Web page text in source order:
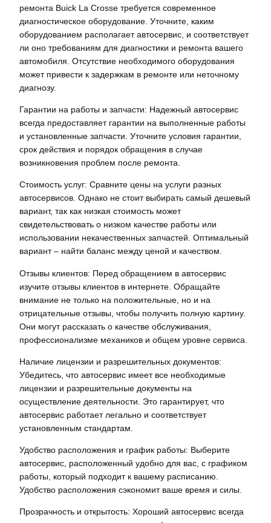
ремонта Buick La Crosse требуется современное
диагностическое оборудование. Уточните, каким
оборудованием располагает автосервис, и соответствует
ли оно требованиям для диагностики и ремонта вашего
автомобиля. Отсутствие необходимого оборудования
может привести к задержкам в ремонте или неточному
диагнозу.
Гарантии на работы и запчасти: Надежный автосервис
всегда предоставляет гарантии на выполненные работы
и установленные запчасти. Уточните условия гарантии,
срок действия и порядок обращения в случае
возникновения проблем после ремонта.
Стоимость услуг: Сравните цены на услуги разных
автосервисов. Однако не стоит выбирать самый дешевый
вариант, так как низкая стоимость может
свидетельствовать о низком качестве работы или
использовании некачественных запчастей. Оптимальный
вариант – найти баланс между ценой и качеством.
Отзывы клиентов: Перед обращением в автосервис
изучите отзывы клиентов в интернете. Обращайте
внимание не только на положительные, но и на
отрицательные отзывы, чтобы получить полную картину.
Они могут рассказать о качестве обслуживания,
профессионализме механиков и общем уровне сервиса.
Наличие лицензии и разрешительных документов:
Убедитесь, что автосервис имеет все необходимые
лицензии и разрешительные документы на
осуществление деятельности. Это гарантирует, что
автосервис работает легально и соответствует
установленным стандартам.
Удобство расположения и график работы: Выберите
автосервис, расположенный удобно для вас, с графиком
работы, который подходит к вашему расписанию.
Удобство расположения сэкономит ваше время и силы.
Прозрачность и открытость: Хороший автосервис всегда